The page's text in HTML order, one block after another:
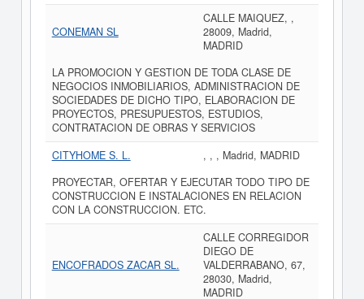
CONEMAN SL
CALLE MAIQUEZ, ,
28009, Madrid,
MADRID
LA PROMOCION Y GESTION DE TODA CLASE DE
NEGOCIOS INMOBILIARIOS, ADMINISTRACION DE
SOCIEDADES DE DICHO TIPO, ELABORACION DE
PROYECTOS, PRESUPUESTOS, ESTUDIOS,
CONTRATACION DE OBRAS Y SERVICIOS
CITYHOME S. L.
, , , Madrid, MADRID
PROYECTAR, OFERTAR Y EJECUTAR TODO TIPO DE
CONSTRUCCION E INSTALACIONES EN RELACION
CON LA CONSTRUCCION. ETC.
ENCOFRADOS ZACAR SL.
CALLE CORREGIDOR
DIEGO DE
VALDERRABANO, 67,
28030, Madrid,
MADRID